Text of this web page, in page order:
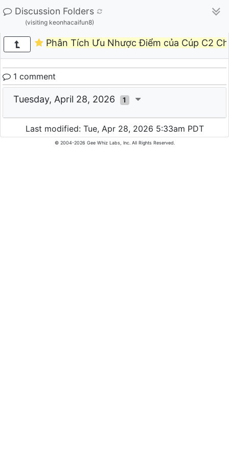
Discussion Folders
(visiting keonhacaifun8)
Phân Tích Ưu Nhược Điểm của Cúp C2
1 comment
Tuesday, April 28, 2026 1
Last modified: Tue, Apr 28, 2026 5:33am PDT
© 2004-2026 Gee Whiz Labs, Inc. All Rights Reserved.